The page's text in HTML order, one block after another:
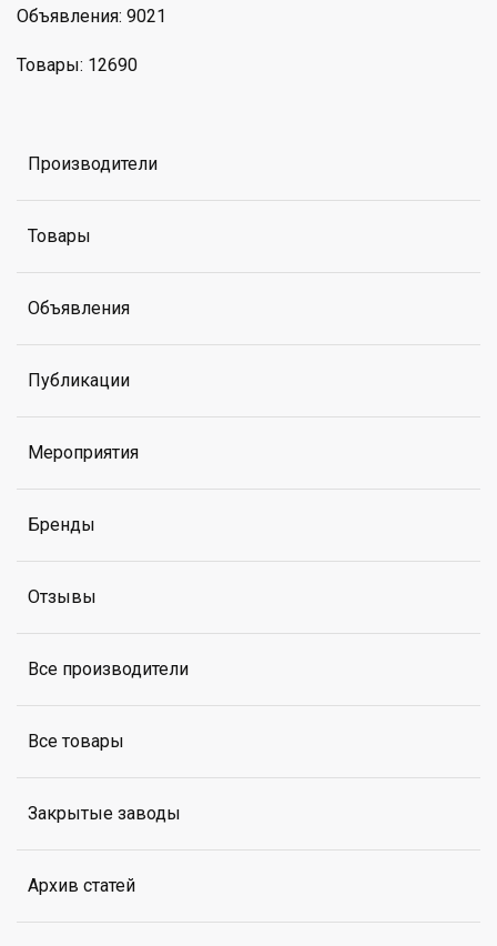
Объявления: 9021
Товары: 12690
Производители
Товары
Объявления
Публикации
Мероприятия
Бренды
Отзывы
Все производители
Все товары
Закрытые заводы
Архив статей